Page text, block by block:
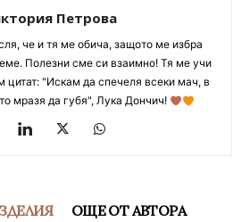
Петрова
че и тя ме обича, защото ме избра
Полезни сме си взаимно! Тя ме учи
"Искам да спечеля всеки мач, в
мразя да губя", Лука Дончич!
ОЩЕ ОТ АВТОРА